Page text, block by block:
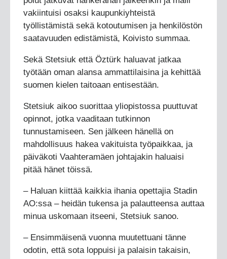
vakiintuisi osaksi kaupunkiyhteistä
työllistämistä sekä kotoutumisen ja henkilöstön
saatavuuden edistämistä, Koivisto summaa.
Sekä Stetsiuk että Öztürk haluavat jatkaa
työtään oman alansa ammattilaisina ja kehittää
suomen kielen taitoaan entisestään.
Stetsiuk aikoo suorittaa yliopistossa puuttuvat
opinnot, jotka vaaditaan tutkinnon
tunnustamiseen. Sen jälkeen hänellä on
mahdollisuus hakea vakituista työpaikkaa, ja
päiväkoti Vaahteramäen johtajakin haluaisi
pitää hänet töissä.
– Haluan kiittää kaikkia ihania opettajia Stadin
AO:ssa – heidän tukensa ja palautteensa auttaa
minua uskomaan itseeni, Stetsiuk sanoo.
– Ensimmäisenä vuonna muutettuani tänne
odotin, että sota loppuisi ja palaisin takaisin,